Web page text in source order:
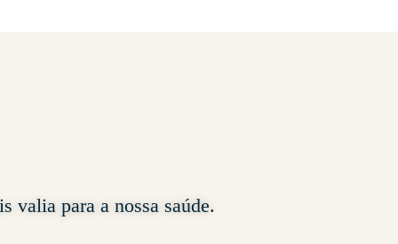
valia para a nossa saúde.